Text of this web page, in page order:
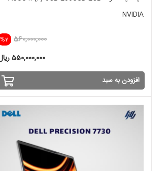
NVIDIA
%2 560,000,000
550,000,000 ریال
افزودن به سبد